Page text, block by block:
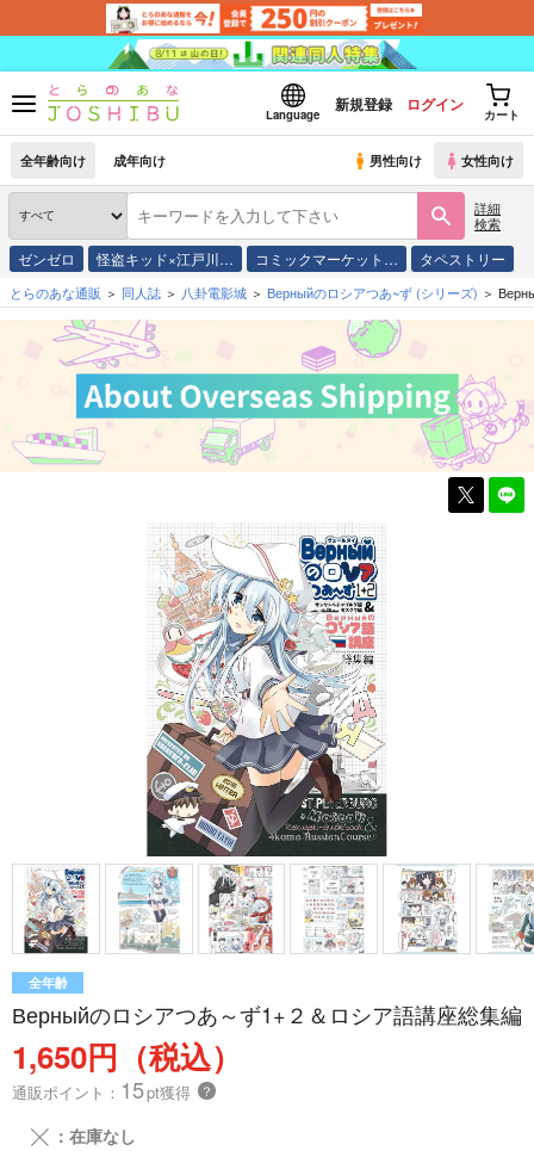
Language
新規登録 ログイン
カート
全年齢向け 成年向け 男性向け 女性向け
詳細
検索
ゼンゼロ 怪盗キッド×江戸川… コミックマーケット… タペストリー
とらのあな通販 同人誌 八卦電影城 Верныйのロシアつあ~ず (シリーズ)
全年齢
Верныйのロシアつあ～ず1+２＆ロシア語講座総集編
1,650円（税込）
通販ポイント： 15pt獲得 ？
╳ ：在庫なし